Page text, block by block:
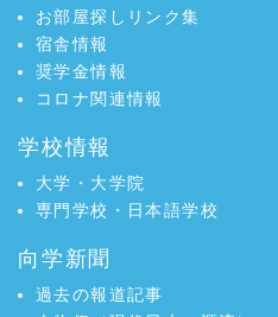
お部屋探しリンク集
宿舎情報
奨学金情報
コロナ関連情報
学校情報
大学・大学院
専門学校・日本語学校
向学新聞
過去の報道記事